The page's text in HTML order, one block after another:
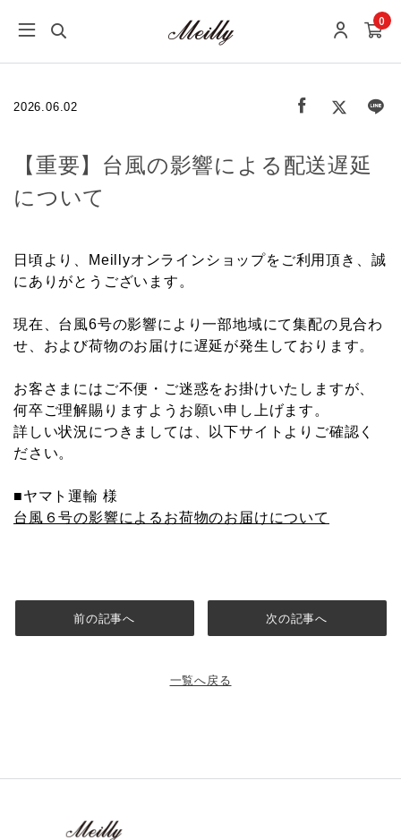
0
2026.06.02
【重要】台風の影響による配送遅延
について
日頃より、Meillyオンラインショップをご利用頂き、誠
にありがとうございます。
現在、台風6号の影響により一部地域にて集配の見合わ
せ、および荷物のお届けに遅延が発生しております。
お客さまにはご不便・ご迷惑をお掛けいたしますが、
何卒ご理解賜りますようお願い申し上げます。
詳しい状況につきましては、以下サイトよりご確認く
ださい。
■ヤマト運輸 様
台風６号の影響によるお荷物のお届けについて
前の記事へ
一覧へ戻る
次の記事へ